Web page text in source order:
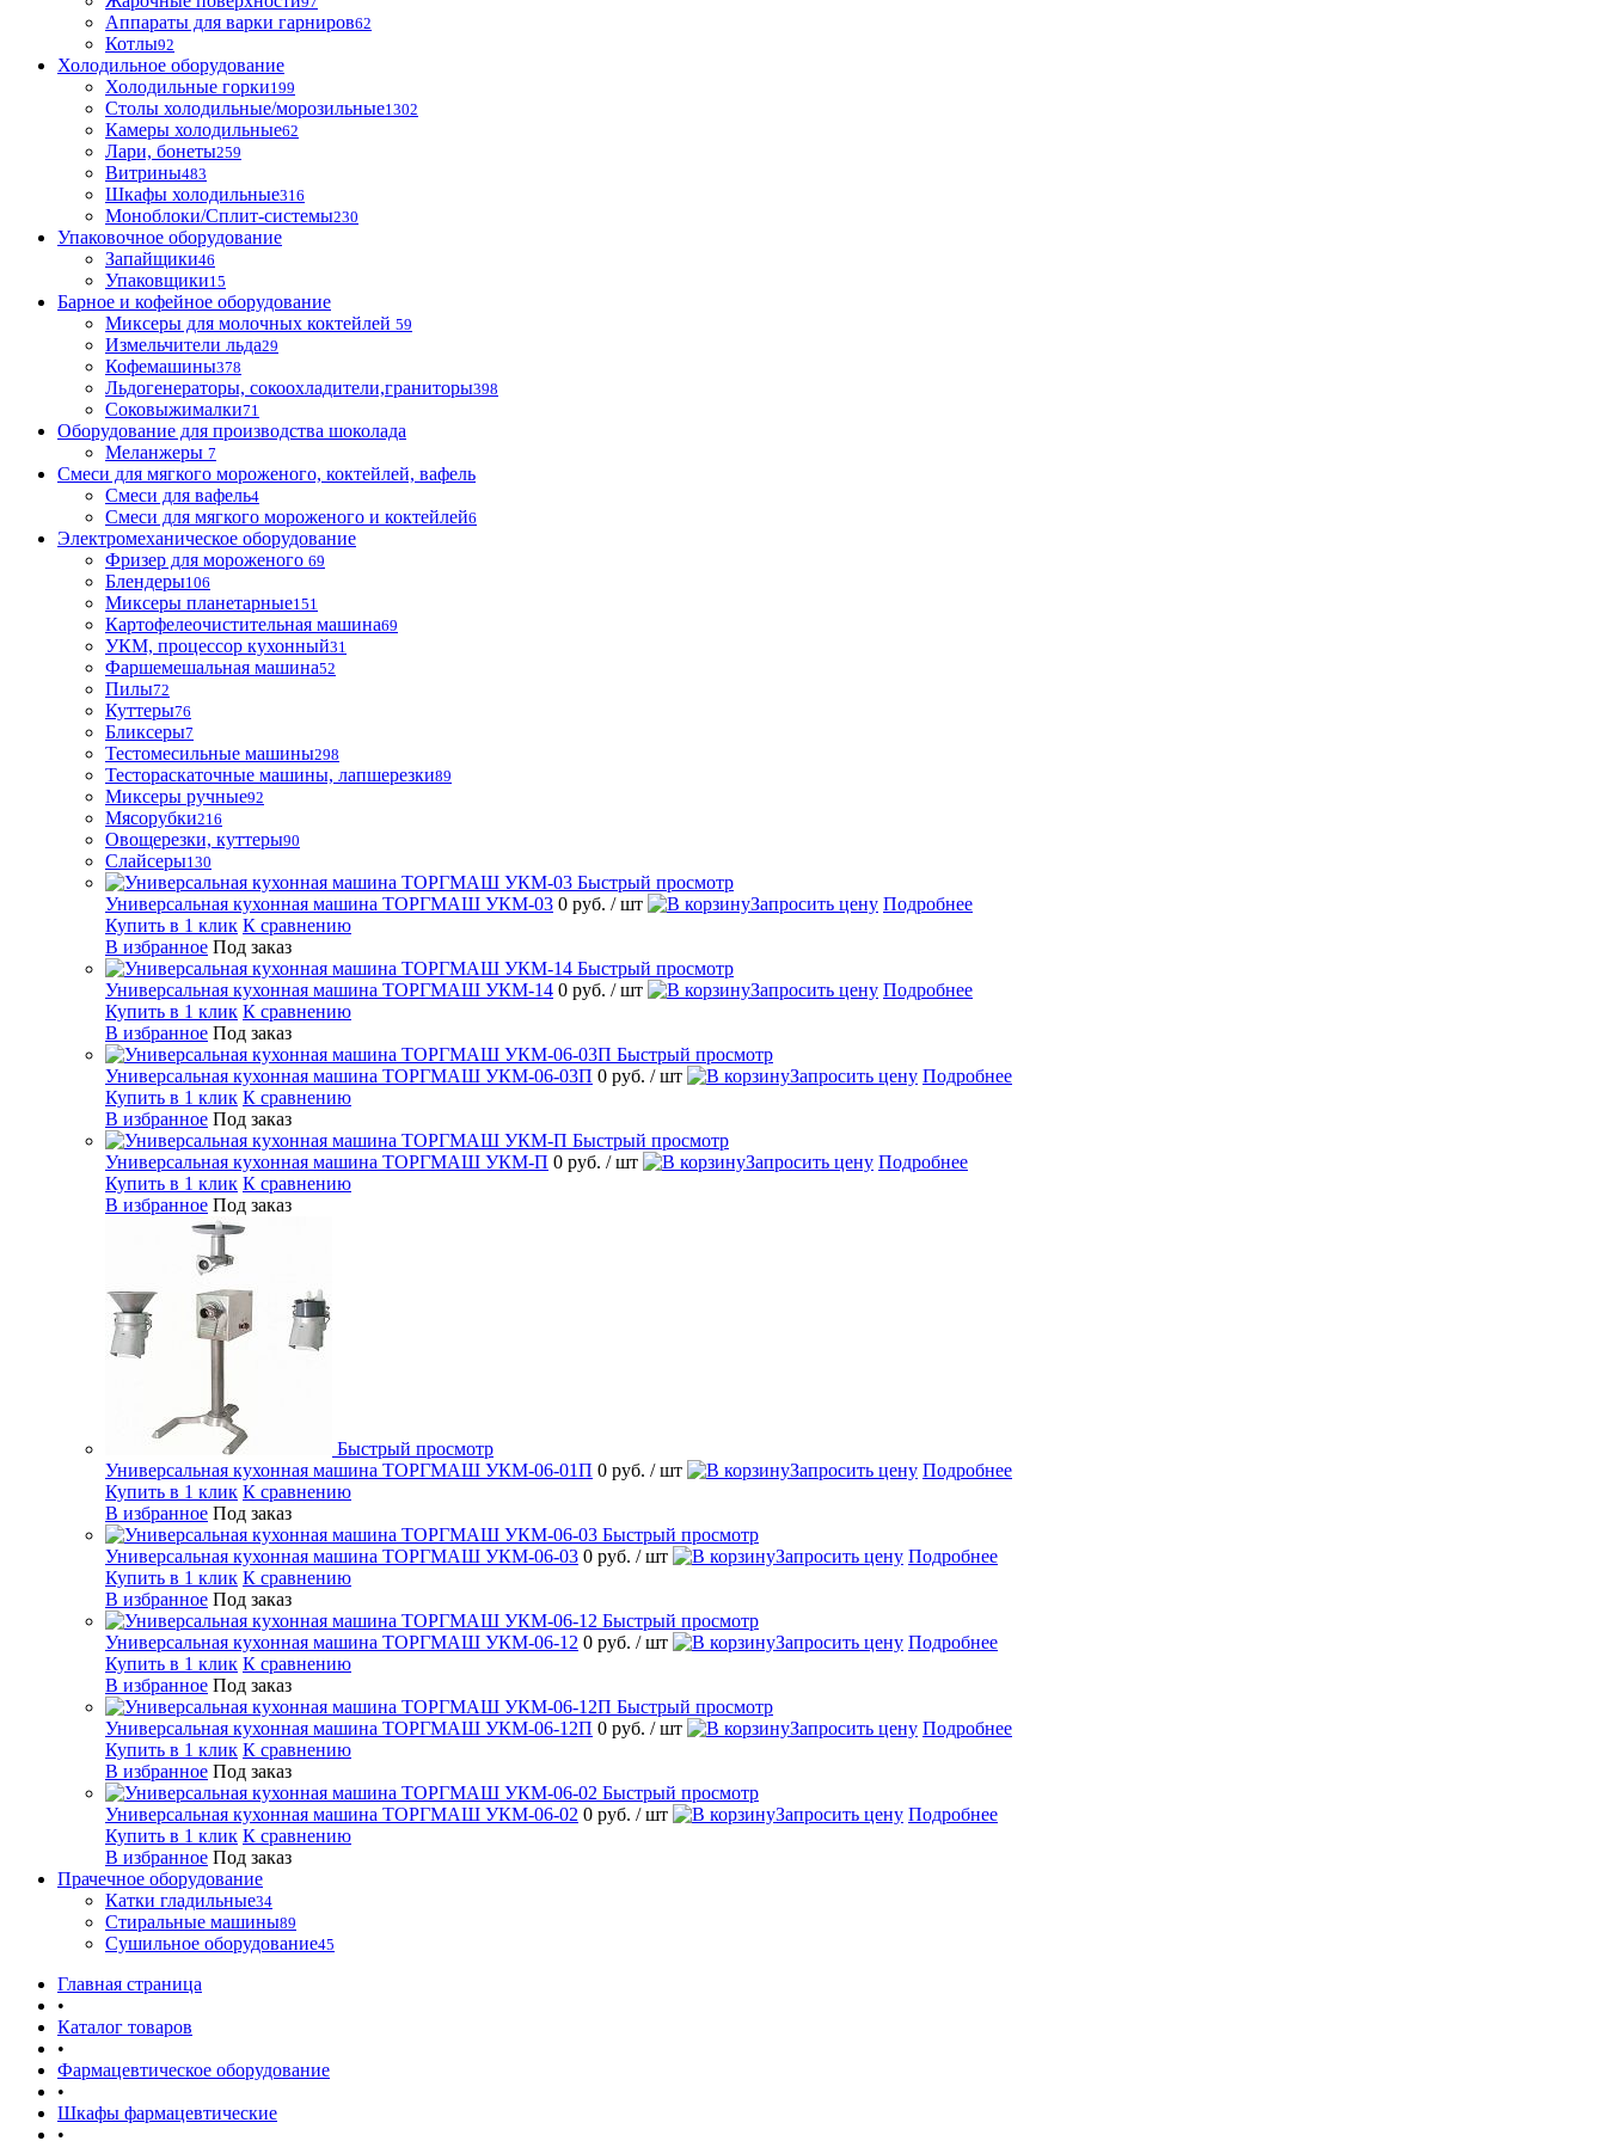
Аппараты для варки гарниров62
Котлы92
Холодильное оборудование
Холодильные горки199
Столы холодильные/морозильные1302
Камеры холодильные62
Лари, бонеты259
Витрины483
Шкафы холодильные316
Моноблоки/Сплит-системы230
Упаковочное оборудование
Запайщики46
Упаковщики15
Барное и кофейное оборудование
Миксеры для молочных коктейлей 59
Измельчители льда29
Кофемашины378
Льдогенераторы, сокоохладители,граниторы398
Соковыжималки71
Оборудование для производства шоколада
Меланжеры 7
Смеси для мягкого мороженого, коктейлей, вафель
Смеси для вафель4
Смеси для мягкого мороженого и коктейлей6
Электромеханическое оборудование
Фризер для мороженого 69
Блендеры106
Миксеры планетарные151
Картофелеочистительная машина69
УКМ, процессор кухонный31
Фаршемешальная машина52
Пилы72
Куттеры76
Бликсеры7
Тестомесильные машины298
Тестораскаточные машины, лапшерезки89
Миксеры ручные92
Мясорубки216
Овощерезки, куттеры90
Слайсеры130
Быстрый просмотр
Универсальная кухонная машина ТОРГМАШ УКМ-03 0 руб. / шт Запросить цену Подробнее
Купить в 1 клик К сравнению
В избранное Под заказ
Быстрый просмотр
Универсальная кухонная машина ТОРГМАШ УКМ-14 0 руб. / шт Запросить цену Подробнее
Купить в 1 клик К сравнению
В избранное Под заказ
Быстрый просмотр
Универсальная кухонная машина ТОРГМАШ УКМ-06-03П 0 руб. / шт Запросить цену Подробнее
Купить в 1 клик К сравнению
В избранное Под заказ
Быстрый просмотр
Универсальная кухонная машина ТОРГМАШ УКМ-П 0 руб. / шт Запросить цену Подробнее
Купить в 1 клик К сравнению
В избранное Под заказ
Быстрый просмотр
Универсальная кухонная машина ТОРГМАШ УКМ-06-01П 0 руб. / шт Запросить цену Подробнее
Купить в 1 клик К сравнению
В избранное Под заказ
Быстрый просмотр
Универсальная кухонная машина ТОРГМАШ УКМ-06-03 0 руб. / шт Запросить цену Подробнее
Купить в 1 клик К сравнению
В избранное Под заказ
Быстрый просмотр
Универсальная кухонная машина ТОРГМАШ УКМ-06-12 0 руб. / шт Запросить цену Подробнее
Купить в 1 клик К сравнению
В избранное Под заказ
Быстрый просмотр
Универсальная кухонная машина ТОРГМАШ УКМ-06-12П 0 руб. / шт Запросить цену Подробнее
Купить в 1 клик К сравнению
В избранное Под заказ
Быстрый просмотр
Универсальная кухонная машина ТОРГМАШ УКМ-06-02 0 руб. / шт Запросить цену Подробнее
Купить в 1 клик К сравнению
В избранное Под заказ
Прачечное оборудование
Катки гладильные34
Стиральные машины89
Сушильное оборудование45
Главная страница
•
Каталог товаров
•
Фармацевтическое оборудование
•
Шкафы фармацевтические
•